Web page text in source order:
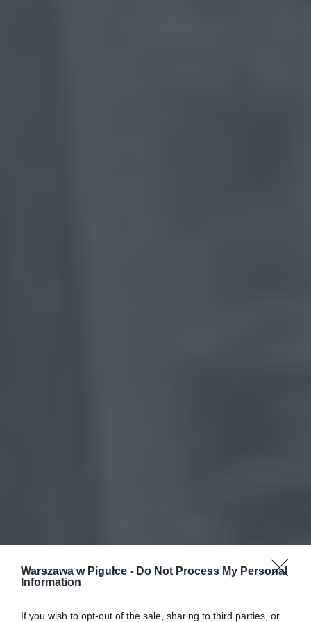
Warszawa w Pigułce - Do Not Process My Personal
Information
If you wish to opt-out of the sale, sharing to third parties, or